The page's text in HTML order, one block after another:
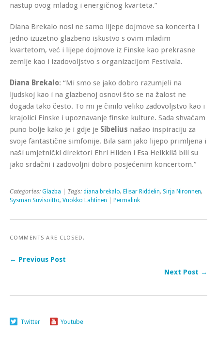
nastup ovog mladog i energičnog kvarteta.”
Diana Brekalo nosi ne samo lijepe dojmove sa koncerta i
jedno izuzetno glazbeno iskustvo s ovim mladim
kvartetom, već i lijepe dojmove iz Finske kao prekrasne
zemlje kao i izadovoljstvo s organizacijom Festivala.
Diana Brekalo: “Mi smo se jako dobro razumjeli na
ljudskoj kao i na glazbenoj osnovi što se na žalost ne
događa tako često. To mi je činilo veliko zadovoljstvo kao i
krajolici Finske i upoznavanje finske kulture. Sada shvaćam
puno bolje kako je i gdje je Sibelius našao inspiraciju za
svoje fantastične simfonije. Bila sam jako lijepo primljena i
naši umjetnički direktori Ehri Hilden i Esa Heikkilä bili su
jako srdačni i zadovoljni dobro posjećenim koncertom.”
Categories: Glazba | Tags: diana brekalo, Elisar Riddelin, Sirja Nironnen,
Sysmän Suvisoitto, Vuokko Lahtinen Permalink
COMMENTS ARE CLOSED.
← Previous Post
Next Post →
Twitter Youtube